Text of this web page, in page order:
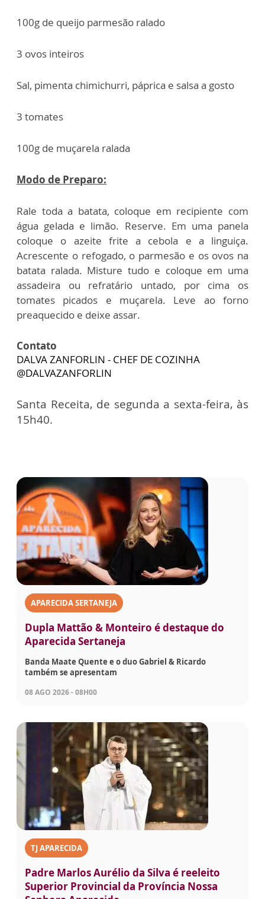
100g de queijo parmesão ralado
3 ovos inteiros
Sal, pimenta chimichurri, páprica e salsa a gosto
3 tomates
100g de muçarela ralada
Modo de Preparo:
Rale toda a batata, coloque em recipiente com
água gelada e limão. Reserve. Em uma panela
coloque o azeite frite a cebola e a linguiça.
Acrescente o refogado, o parmesão e os ovos na
batata ralada. Misture tudo e coloque em uma
assadeira ou refratário untado, por cima os
tomates picados e muçarela. Leve ao forno
preaquecido e deixe assar.
Contato
DALVA ZANFORLIN - CHEF DE COZINHA
@DALVAZANFORLIN
Santa Receita, de segunda a sexta-feira, às
15h40.
APARECIDA SERTANEJA
Dupla Mattão & Monteiro é destaque do
Aparecida Sertaneja
Banda Maate Quente e o duo Gabriel & Ricardo
também se apresentam
08 AGO 2026 - 08H00
TJ APARECIDA
Padre Marlos Aurélio da Silva é reeleito
Superior Provincial da Província Nossa